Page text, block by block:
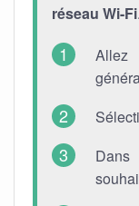
réseau Wi-Fi